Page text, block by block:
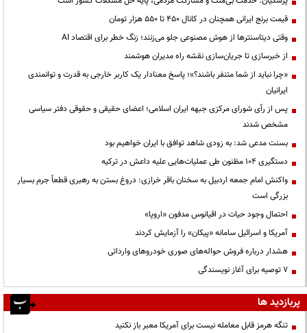
قیمت‌ برنج ایرانی همچنان در کانال ۴۵۰ تا ۵۵۰ هزار تومان
وقتی دیتاسنترها از هوش مصنوعی جلو می‌زنند؛ زنگ خطر برای اقتصاد AI
از خبرسازی تا جریان‌سازی نقشه راه مدیران هوشمند
«چرا نباید از شما متنفر باشند؟»؛ پاسخ معنادار یک کاربر خارجی به قدرت و توانمندی
ایرانیان
پس از رأی شورای مرکزی جبهه ایران اسلامی؛ اعضای حقیقی و حقوقی دفتر سیاسی
مشخص شدند
بسنت مدعی شد: به زودی شاهد توافق با ایران خواهیم بود
دستگیری ۱۰۴ مظنون طی عملیات‌هایی علیه داعش در ترکیه
واکنش امام جمعه اردبیل به سخنان باقر خرازی: دروغ بستن به رهبری قطعاً جرم بسیار
بزرگی است
احتمال وجود حیات در اقیانوس مدفون «اروپا»
آمریکا و اسرائیل سامانه «پیکان» را آزمایش کردند
هشدار درباره فروش حواله‌های صوری خودروهای وارداتی
۷ توصیه برای آغاز نویسندگی
پربازدید ها
تنگه هرمز قابل معامله نیست برای آمریکا معبر باز نکنید